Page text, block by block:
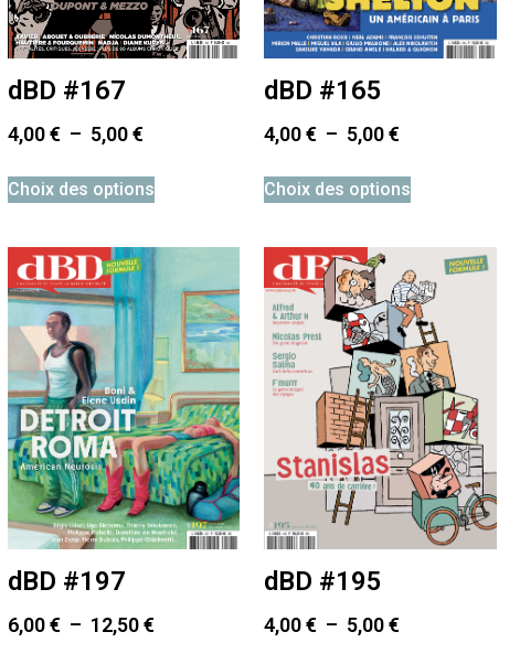
dBD #167
4,00€ – 5,00€
Choix des options
dBD #165
4,00€ – 5,00€
Choix des options
dBD #197
6,00€ – 12,50€
dBD #195
4,00€ – 5,00€